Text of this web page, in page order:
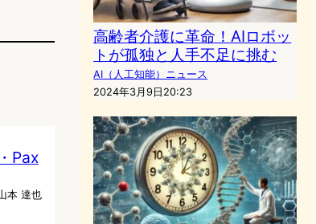
Pax
本 達也
高齢者介護に革命！AIロボッ
トが孤独と人手不足に挑む
AI（人工知能）ニュース
2024年3月9日20:23